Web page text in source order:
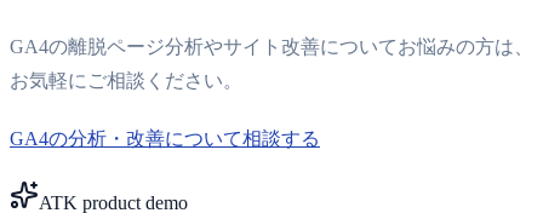
GA4の離脱ページ分析やサイト改善についてお悩みの方は、
お気軽にご相談ください。
GA4の分析・改善について相談する
ATK product demo